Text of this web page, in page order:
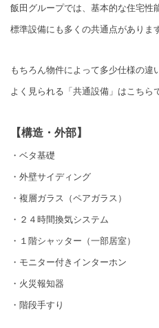
飯田グループでは、基本的な住宅性
標準設備にも多くの共通点がありま
もちろん物件によって多少仕様の違
よく見られる「共通設備」はこちら
【構造・外部】
・ベタ基礎
・外壁サイディング
・複層ガラス（ペアガラス）
・２４時間換気システム
・１階シャッター（一部居室）
・モニター付きインターホン
・火災報知器
・階段手すり